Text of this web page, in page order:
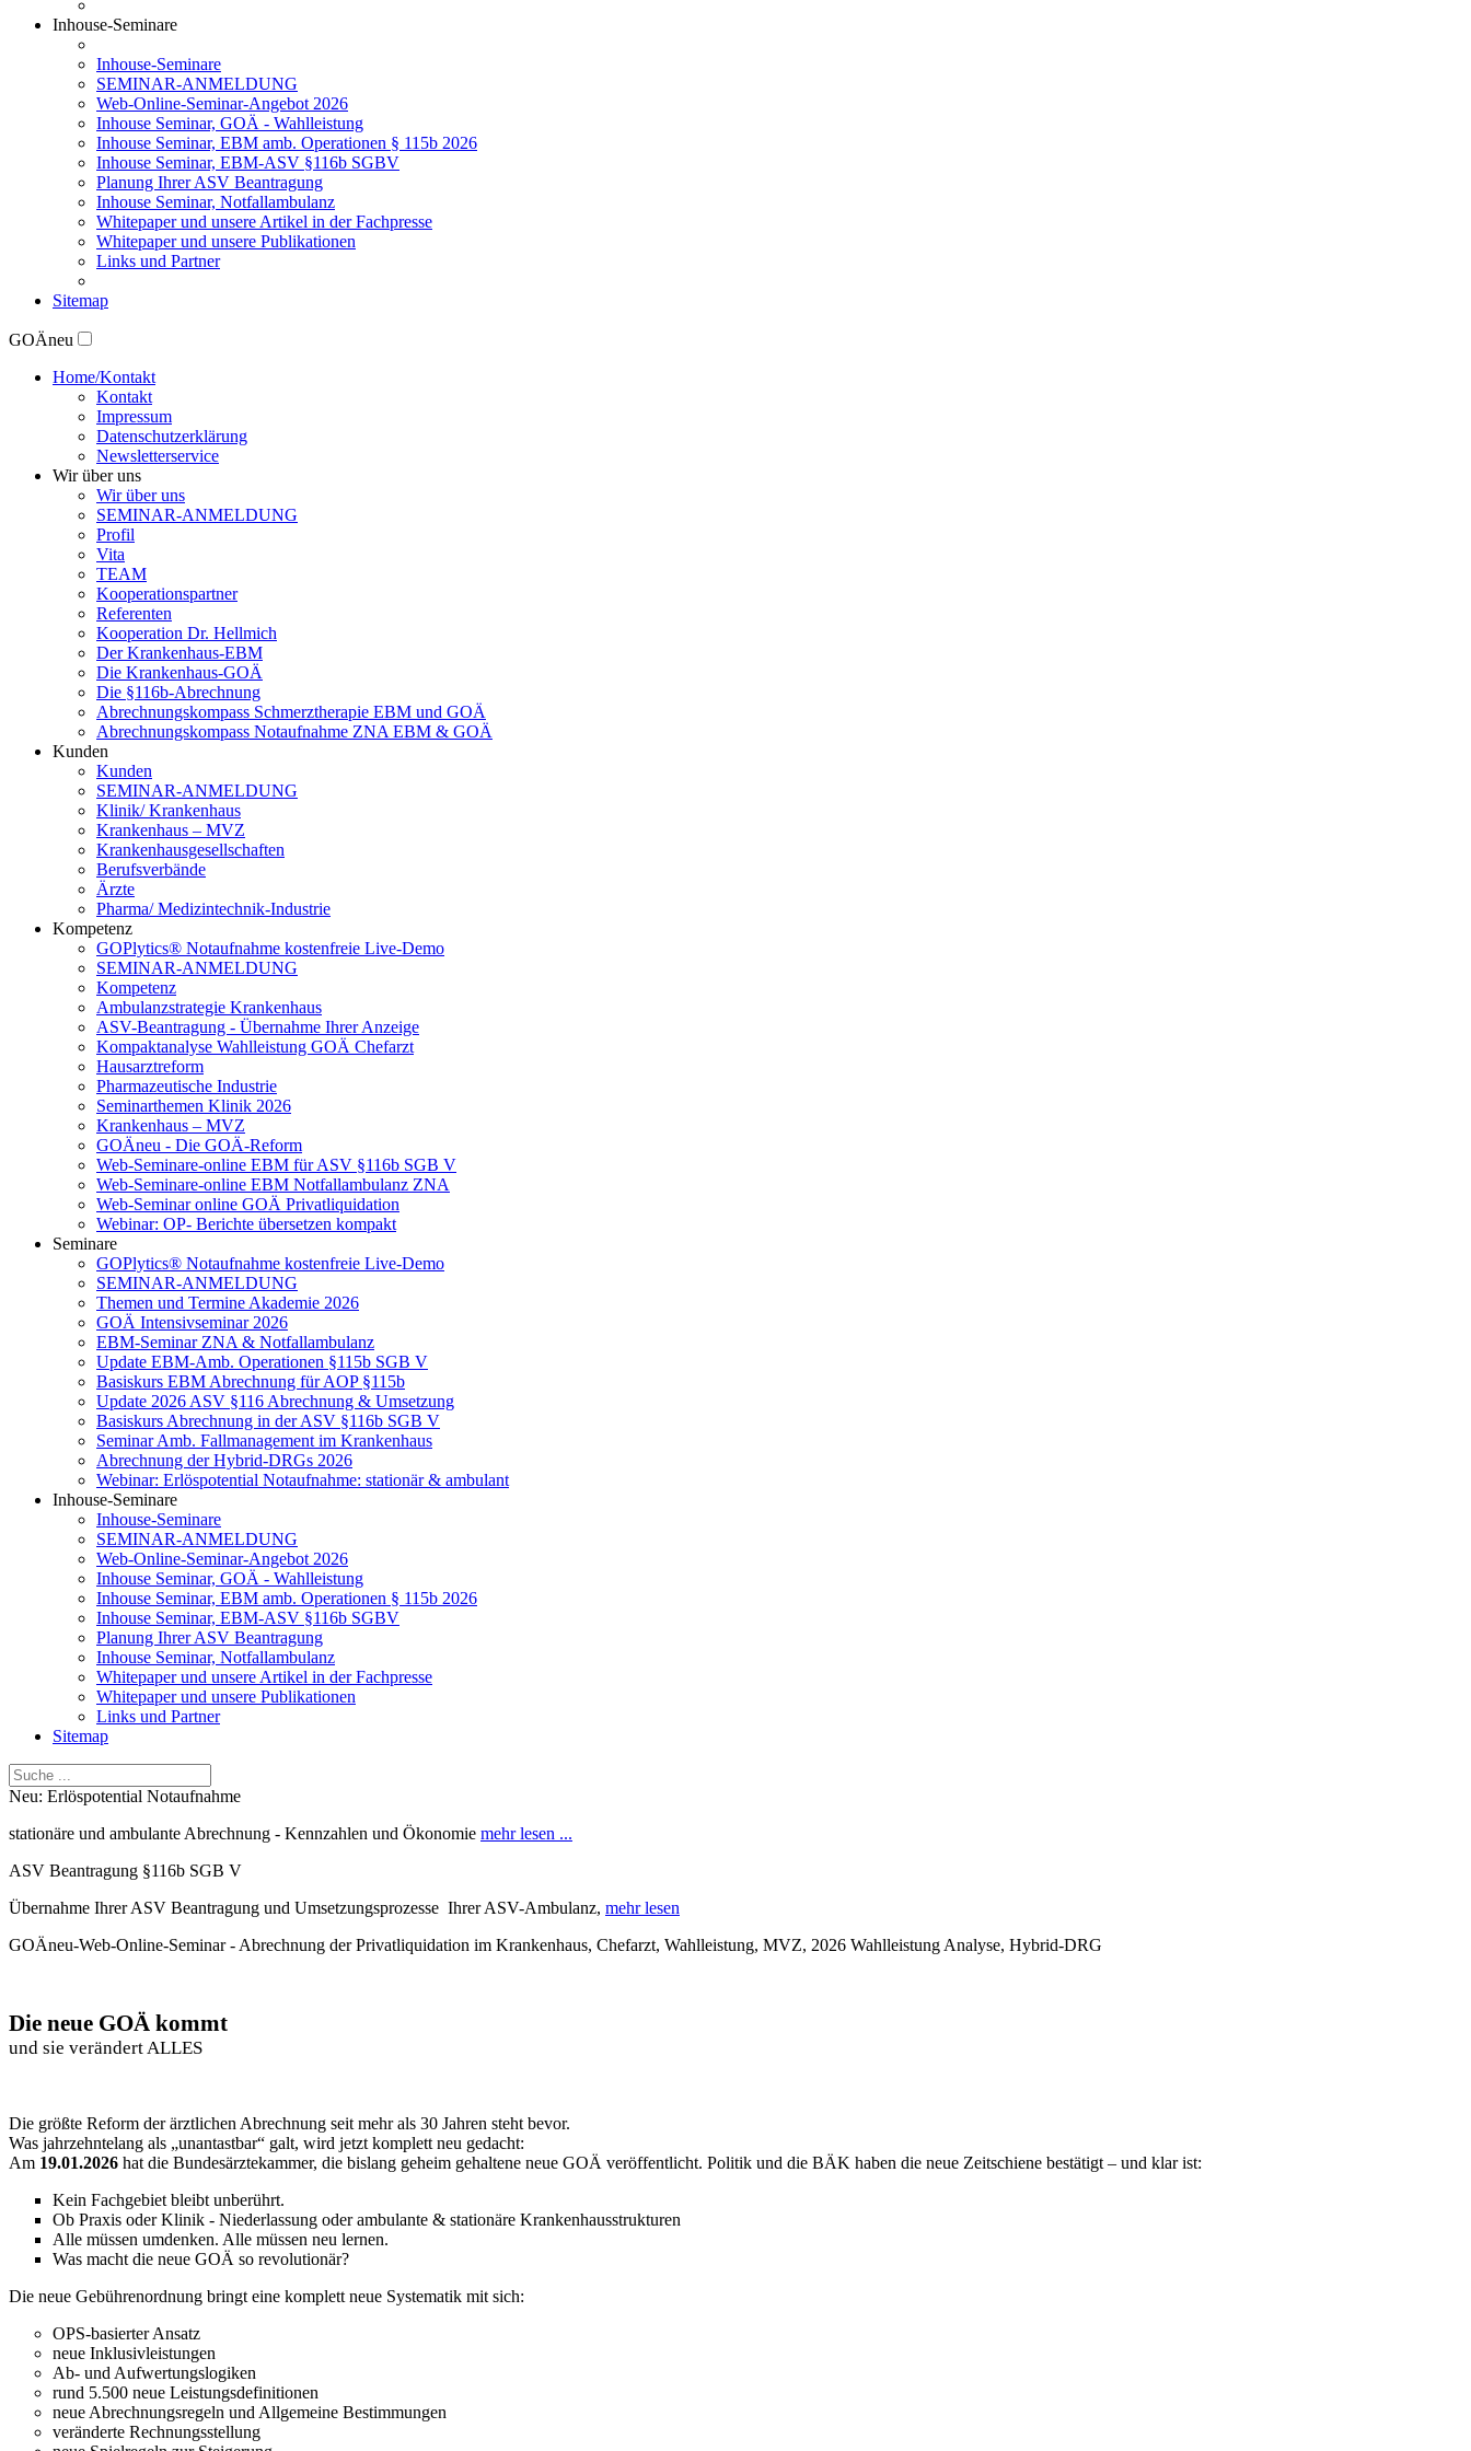
Inhouse-Seminare
Inhouse-Seminare
SEMINAR-ANMELDUNG
Web-Online-Seminar-Angebot 2026
Inhouse Seminar, GOÄ - Wahlleistung
Inhouse Seminar, EBM amb. Operationen § 115b 2026
Inhouse Seminar, EBM-ASV §116b SGBV
Planung Ihrer ASV Beantragung
Inhouse Seminar, Notfallambulanz
Whitepaper und unsere Artikel in der Fachpresse
Whitepaper und unsere Publikationen
Links und Partner
Sitemap
GOÄneu
Home/Kontakt
Kontakt
Impressum
Datenschutzerklärung
Newsletterservice
Wir über uns
Wir über uns
SEMINAR-ANMELDUNG
Profil
Vita
TEAM
Kooperationspartner
Referenten
Kooperation Dr. Hellmich
Der Krankenhaus-EBM
Die Krankenhaus-GOÄ
Die §116b-Abrechnung
Abrechnungskompass Schmerztherapie EBM und GOÄ
Abrechnungskompass Notaufnahme ZNA EBM & GOÄ
Kunden
Kunden
SEMINAR-ANMELDUNG
Klinik/ Krankenhaus
Krankenhaus – MVZ
Krankenhausgesellschaften
Berufsverbände
Ärzte
Pharma/ Medizintechnik-Industrie
Kompetenz
GOPlytics® Notaufnahme kostenfreie Live-Demo
SEMINAR-ANMELDUNG
Kompetenz
Ambulanzstrategie Krankenhaus
ASV-Beantragung - Übernahme Ihrer Anzeige
Kompaktanalyse Wahlleistung GOÄ Chefarzt
Hausarztreform
Pharmazeutische Industrie
Seminarthemen Klinik 2026
Krankenhaus – MVZ
GOÄneu - Die GOÄ-Reform
Web-Seminare-online EBM für ASV §116b SGB V
Web-Seminare-online EBM Notfallambulanz ZNA
Web-Seminar online GOÄ Privatliquidation
Webinar: OP- Berichte übersetzen kompakt
Seminare
GOPlytics® Notaufnahme kostenfreie Live-Demo
SEMINAR-ANMELDUNG
Themen und Termine Akademie 2026
GOÄ Intensivseminar 2026
EBM-Seminar ZNA & Notfallambulanz
Update EBM-Amb. Operationen §115b SGB V
Basiskurs EBM Abrechnung für AOP §115b
Update 2026 ASV §116 Abrechnung & Umsetzung
Basiskurs Abrechnung in der ASV §116b SGB V
Seminar Amb. Fallmanagement im Krankenhaus
Abrechnung der Hybrid-DRGs 2026
Webinar: Erlöspotential Notaufnahme: stationär & ambulant
Inhouse-Seminare
Inhouse-Seminare
SEMINAR-ANMELDUNG
Web-Online-Seminar-Angebot 2026
Inhouse Seminar, GOÄ - Wahlleistung
Inhouse Seminar, EBM amb. Operationen § 115b 2026
Inhouse Seminar, EBM-ASV §116b SGBV
Planung Ihrer ASV Beantragung
Inhouse Seminar, Notfallambulanz
Whitepaper und unsere Artikel in der Fachpresse
Whitepaper und unsere Publikationen
Links und Partner
Sitemap
Neu: Erlöspotential Notaufnahme
stationäre und ambulante Abrechnung - Kennzahlen und Ökonomie mehr lesen ...
ASV Beantragung §116b SGB V
Übernahme Ihrer ASV Beantragung und Umsetzungsprozesse Ihrer ASV-Ambulanz, mehr lesen
GOÄneu-Web-Online-Seminar - Abrechnung der Privatliquidation im Krankenhaus, Chefarzt, Wahlleistung, MVZ, 2026 Wahlleistung Analyse, Hybrid-DRG
Die neue GOÄ kommt
und sie verändert ALLES
Die größte Reform der ärztlichen Abrechnung seit mehr als 30 Jahren steht bevor.
Was jahrzehntelang als „unantastbar“ galt, wird jetzt komplett neu gedacht:
Am 19.01.2026 hat die Bundesärztekammer, die bislang geheim gehaltene neue GOÄ veröffentlicht. Politik und die BÄK haben die neue Zeitschiene bestätigt – und klar ist:
Kein Fachgebiet bleibt unberührt.
Ob Praxis oder Klinik - Niederlassung oder ambulante & stationäre Krankenhausstrukturen
Alle müssen umdenken. Alle müssen neu lernen.
Was macht die neue GOÄ so revolutionär?
Die neue Gebührenordnung bringt eine komplett neue Systematik mit sich:
OPS-basierter Ansatz
neue Inklusivleistungen
Ab- und Aufwertungslogiken
rund 5.500 neue Leistungsdefinitionen
neue Abrechnungsregeln und Allgemeine Bestimmungen
veränderte Rechnungsstellung